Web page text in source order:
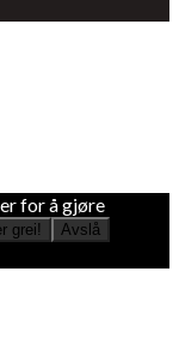
for å gjøre
grei!
Avslå